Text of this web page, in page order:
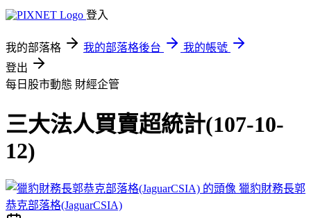
登入
我的部落格 我的部落格後台
我的帳號
登出
每日股市動態 財經企管
三大法人買賣超統計(107-10-
12)
獵豹財務長郭
恭克部落格(JaguarCSIA)